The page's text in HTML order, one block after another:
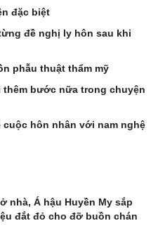
đặc biệt
đề nghị ly hôn sau khi
phẫu thuật thẩm mỹ
thêm bước nữa trong chuyện
hôn nhân với nam nghệ
nhà, Á hậu Huyền My sắp
đắt đỏ cho đỡ buồn chán